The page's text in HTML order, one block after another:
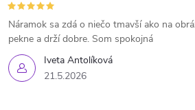
Iveta Antolíková
21.5.2026
Náramok sa zdá o niečo tmavší ako na
pekne a drží dobre. Som spokojná